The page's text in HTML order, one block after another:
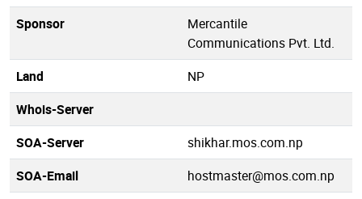
Sponsor
Mercantile
Communications Pvt. Ltd.
Land
NP
Whois-Server
SOA-Server
shikhar.mos.com.np
SOA-Email
hostmaster@mos.com.np